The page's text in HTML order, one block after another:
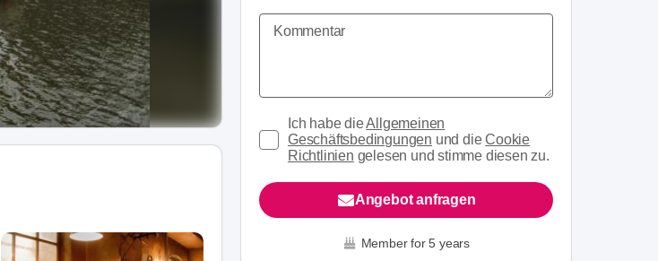
Ich habe dieAllgemeinen
Geschäftsbedingungen und dieCookie
Richtlinien gelesen und stimme diesen zu.
Angebot anfragen
Member for 5 years